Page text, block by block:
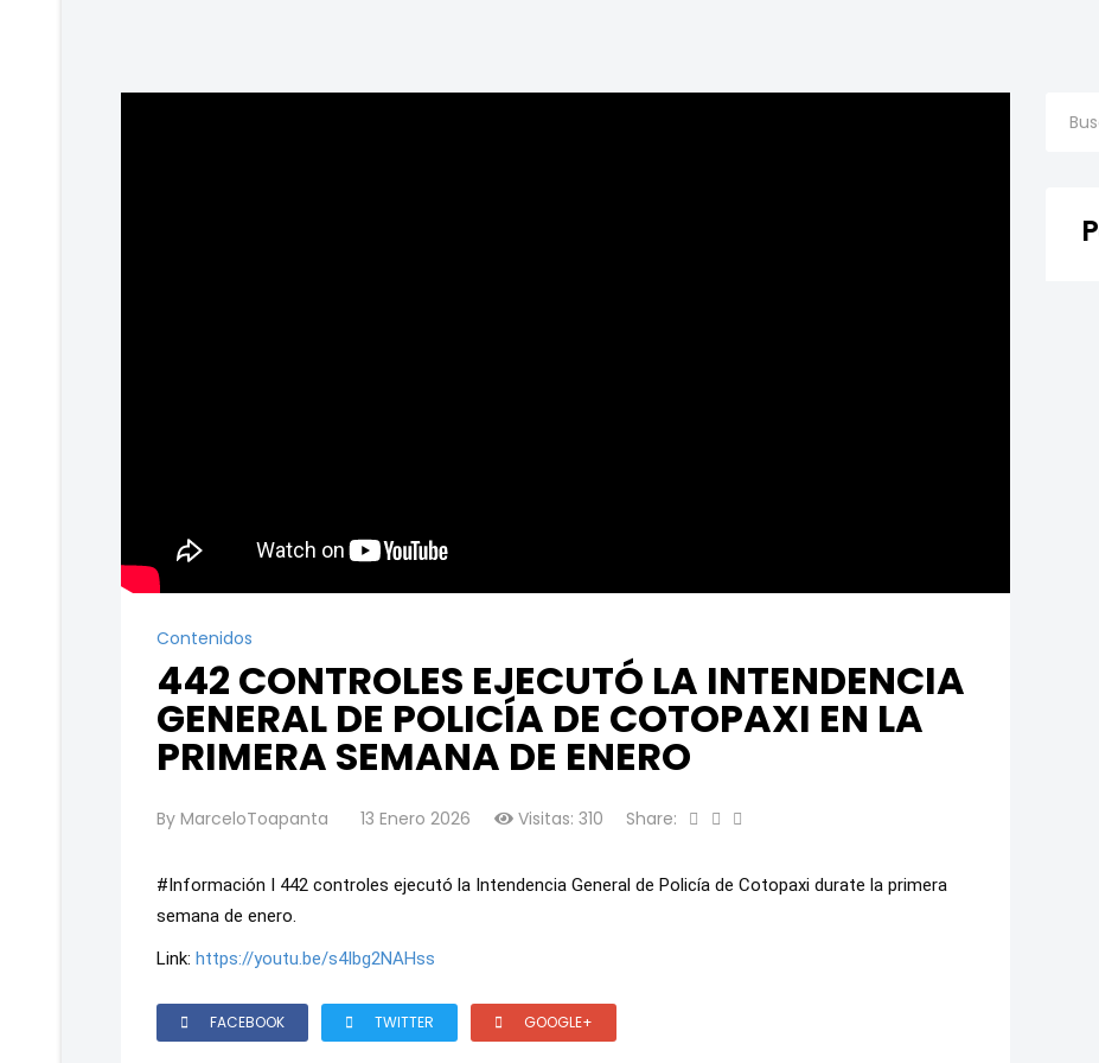
Contenidos
442 CONTROLES EJECUTÓ LA INTENDENCIA
GENERAL DE POLICÍA DE COTOPAXI EN LA
PRIMERA SEMANA DE ENERO
By MarceloToapanta 13 Enero 2026 Visitas: 310 Share:
#Información I 442 controles ejecutó la Intendencia General de Policía de Cotopaxi durate la primera
semana de enero.
Link: https://youtu.be/s4Ibg2NAHss
FACEBOOK TWITTER GOOGLE+